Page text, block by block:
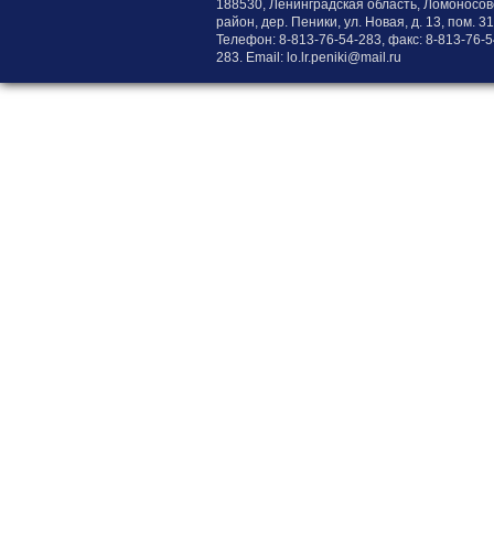
188530, Ленинградская область,
район, дер. Пеники, ул. Новая, д. 13, пом. 31
Телефон: 8-813-76-54-283, факс: 8-813-76-
283. Email: lo.lr.peniki@mail.ru